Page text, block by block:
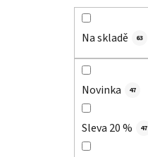
Na skladě 63
Novinka 47
Sleva 20 % 47